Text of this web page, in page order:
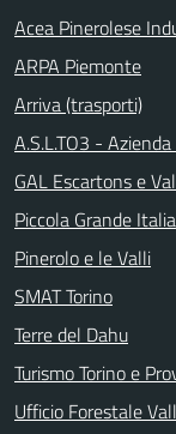
Acea Pinerolese
ARPA Piemonte
Arriva (trasporti)
A.S.L.TO3 -
GAL Escartons e
Piccola Grande Italia
Pinerolo e le Valli
SMAT Torino
Terre del Dahu
Turismo Torino e
Ufficio Forestale